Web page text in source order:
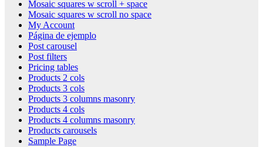
Mosaic squares w scroll + space
Mosaic squares w scroll no space
My Account
Página de ejemplo
Post carousel
Post filters
Pricing tables
Products 2 cols
Products 3 cols
Products 3 columns masonry
Products 4 cols
Products 4 columns masonry
Products carousels
Sample Page